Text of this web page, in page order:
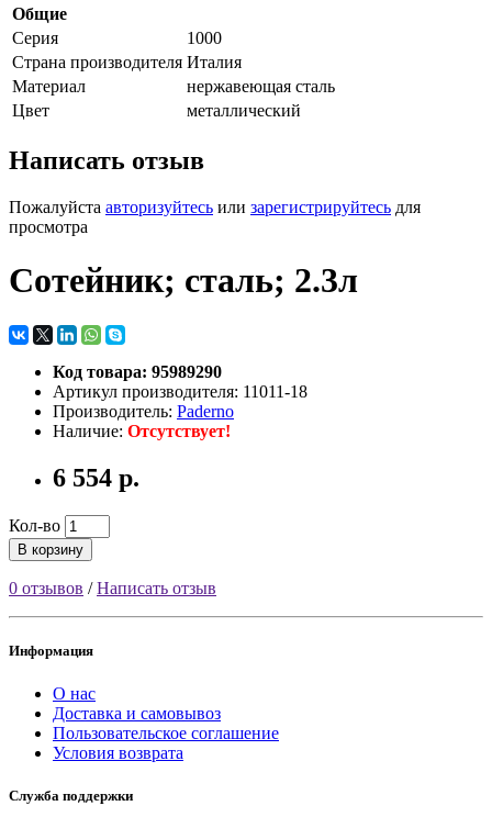
Общие
Серия
1000
Страна производителя Италия
Материал
нержавеющая сталь
Цвет
металлический
Написать отзыв
Пожалуйста авторизуйтесь или зарегистрируйтесь для
просмотра
Сотейник; сталь; 2.3л
Код товара: 95989290
Артикул производителя: 11011-18
Производитель: Paderno
Наличие: Отсутствует!
6 554 р.
Кол-во
В корзину
0 отзывов /Написать отзыв
Информация
О нас
Доставка и самовывоз
Пользовательское соглашение
Условия возврата
Служба поддержки